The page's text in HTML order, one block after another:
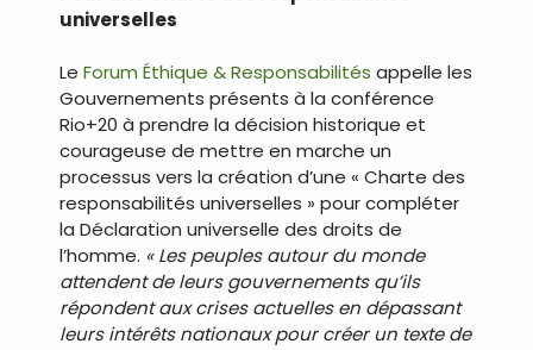
universelles
Le Forum Éthique & Responsabilités appelle les
Gouvernements présents à la conférence
Rio+20 à prendre la décision historique et
courageuse de mettre en marche un
processus vers la création d’une « Charte des
responsabilités universelles » pour compléter
la Déclaration universelle des droits de
l’homme. « Les peuples autour du monde
attendent de leurs gouvernements qu’ils
répondent aux crises actuelles en dépassant
leurs intérêts nationaux pour créer un texte de